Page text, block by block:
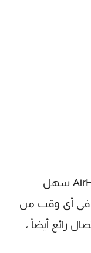
بالحديث عن التطبيق ، فإن تطبيق AirHub سهل
الاستخدام حقاً ، ويمكنك إعداد ESIM في أي وقت من
رائع أيضاً ،